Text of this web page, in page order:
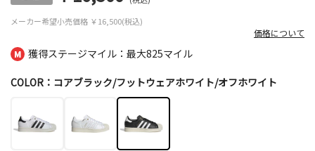
獲得ステージマイル：最大825マイル
メーカー希望小売価格 ￥16,500(税込)
価格について
COLOR：コアブラック/フットウェアホワイト/オフホワイト